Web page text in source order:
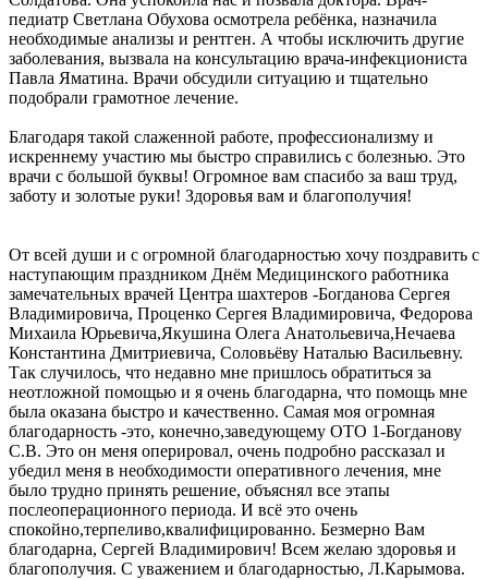
педиатр Светлана Обухова осмотрела ребёнка, назначила
необходимые анализы и рентген. А чтобы исключить другие
заболевания, вызвала на консультацию врача-инфекциониста
Павла Яматина. Врачи обсудили ситуацию и тщательно
подобрали грамотное лечение.
Благодаря такой слаженной работе, профессионализму и
искреннему участию мы быстро справились с болезнью. Это
врачи с большой буквы! Огромное вам спасибо за ваш труд,
заботу и золотые руки! Здоровья вам и благополучия!
От всей души и с огромной благодарностью хочу поздравить с
наступающим праздником Днём Медицинского работника
замечательных врачей Центра шахтеров -Богданова Сергея
Владимировича, Проценко Сергея Владимировича, Федорова
Михаила Юрьевича,Якушина Олега Анатольевича,Нечаева
Константина Дмитриевича, Соловьёву Наталью Васильевну.
Так случилось, что недавно мне пришлось обратиться за
неотложной помощью и я очень благодарна, что помощь мне
была оказана быстро и качественно. Самая моя огромная
благодарность -это, конечно,заведующему ОТО 1-Богданову
С.В. Это он меня оперировал, очень подробно рассказал и
убедил меня в необходимости оперативного лечения, мне
было трудно принять решение, объяснял все этапы
послеоперационного периода. И всё это очень
спокойно,терпеливо,квалифицированно. Безмерно Вам
благодарна, Сергей Владимирович! Всем желаю здоровья и
благополучия. С уважением и благодарностью, Л.Карымова.